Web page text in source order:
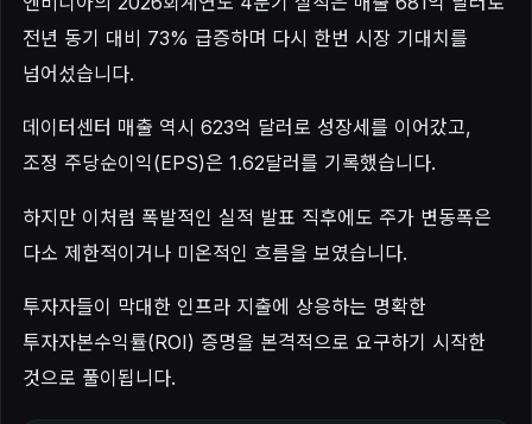
전년 동기 대비 73% 급증하며 다시 한번 시장 기대치를
넘어섰습니다.
데이터센터 매출 역시 623억 달러로 성장세를 이어갔고,
조정 주당순이익(EPS)은 1.62달러를 기록했습니다.
하지만 이처럼 폭발적인 실적 발표 직후에도 주가 변동폭은
다소 제한적이거나 미온적인 흐름을 보였습니다.
투자자들이 막대한 인프라 지출에 상응하는 명확한
투자자본수익률(ROI) 증명을 본격적으로 요구하기 시작한
것으로 풀이됩니다.